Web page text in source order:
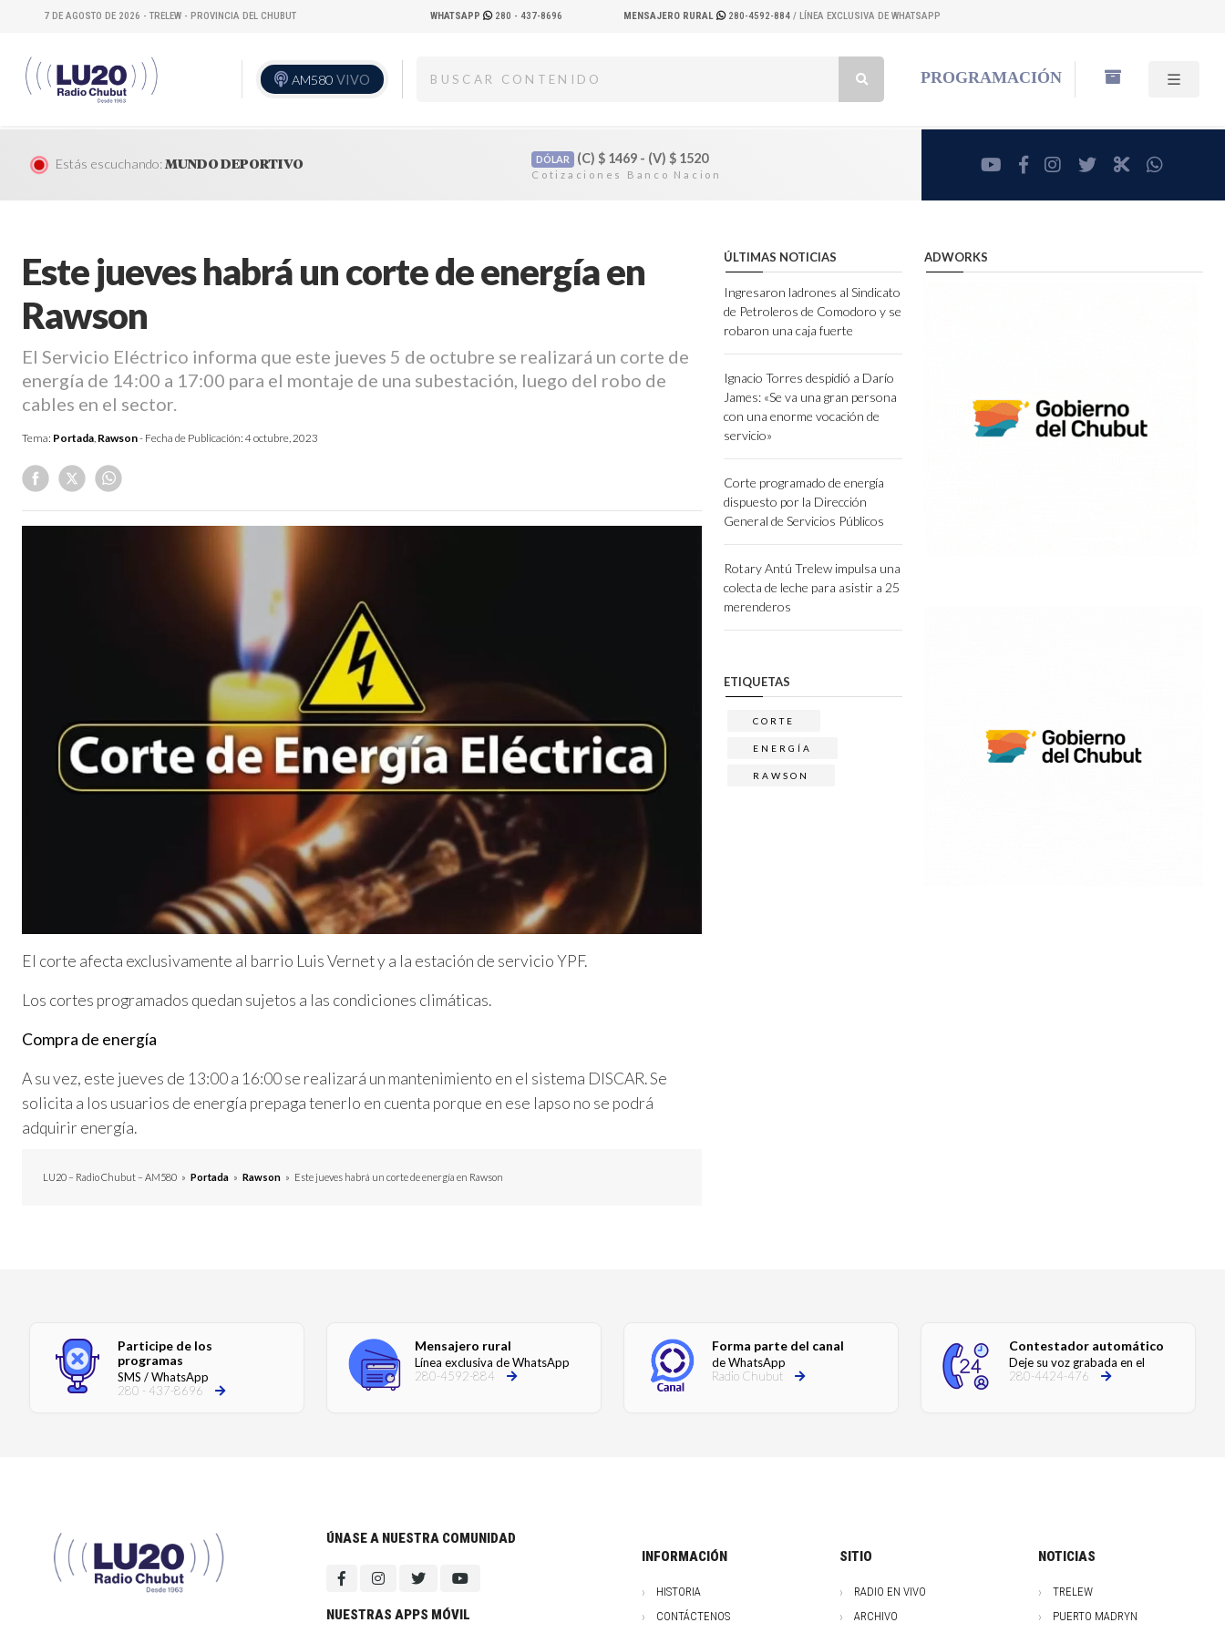
7 DE AGOSTO DE 2026 - TRELEW - PROVINCIA DEL CHUBUT WHATSAPP 280 - 437-8696 MENSAJERO RURAL 280-4592-884 / LÍNEA EXCLUSIVA DE WHATSAPP
AM580 VIVO PROGRAMACIÓN
Estás escuchando:MUNDO DEPORTIVO DÓLAR (C) $1469 - (V) $1520 youtubefacebookinstagram
twitterRadioCut
Este jueves habrá un corte de energía en
Rawson
El Servicio Eléctrico informa que este jueves 5 de octubre se realizará un corte de
energía de 14:00 a 17:00 para el montaje de una subestación, luego del robo de
cables en el sector.
Tema: Portada, Rawson- Fecha de Publicación: 4 octubre, 2023
El corte afecta exclusivamente al barrio Luis Vernet y a la estación de servicio YPF.
Los cortes programados quedan sujetos a las condiciones climáticas.
Compra de energía
A su vez, este jueves de 13:00 a 16:00 se realizará un mantenimiento en el sistema DISCAR. Se
solicita a los usuarios de energía prepaga tenerlo en cuenta porque en ese lapso no se podrá
adquirir energía.
LU20 – Radio Chubut – AM580 » Portada » Rawson » Este jueves habrá un corte de energía en Rawson
ÚLTIMAS NOTICIAS
Ingresaron ladrones al Sindicato
de Petroleros de Comodoro y se
robaron una caja fuerte
Ignacio Torres despidió a Darío
James: «Se va una gran persona
con una enorme vocación de
servicio»
Corte programado de energía
dispuesto por la Dirección
General de Servicios Públicos
Rotary Antú Trelew impulsa una
colecta de leche para asistir a 25
merenderos
ETIQUETAS
CORTE
ENERGÍA
RAWSON
ADWORKS
Participe de los
programas
SMS / WhatsApp
280 - 437-8696
Mensajero rural
Línea exclusiva de WhatsApp
280-4592-884
Forma parte del canal
de WhatsApp
Radio Chubut
Contestador automático
Deje su voz grabada en el
280-4424-476
ÚNASE A NUESTRA COMUNIDAD
NUESTRAS APPS MÓVIL
INFORMACIÓN
HISTORIA
CONTÁCTENOS
SITIO
RADIO EN VIVO
ARCHIVO
NOTICIAS
TRELEW
PUERTO MADRYN